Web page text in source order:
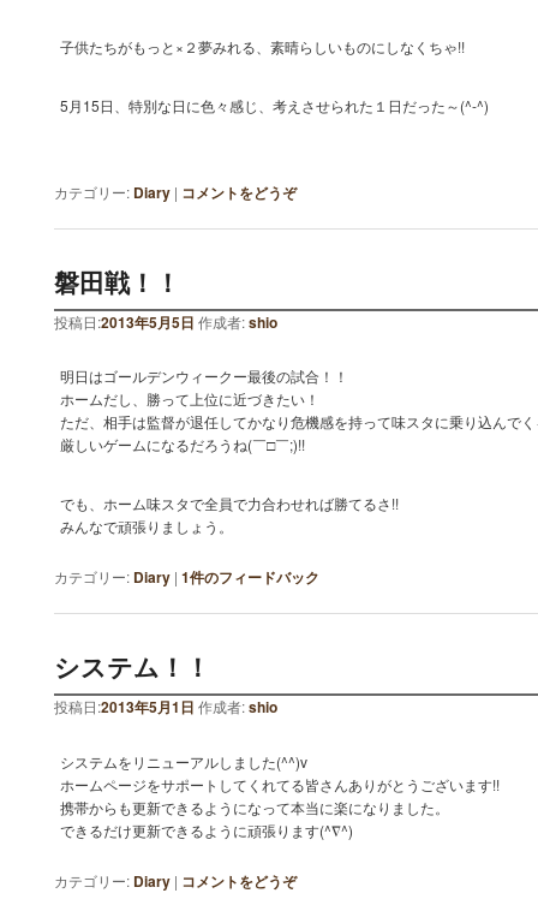
子供たちがもっと×２夢みれる、素晴らしいものにしなくちゃ!!
5月15日、特別な日に色々感じ、考えさせられた１日だった～(^-^)
カテゴリー: Diary | コメントをどうぞ
磐田戦！！
投稿日:2013年5月5日 作成者:shio
明日はゴールデンウィークー最後の試合！！
ホームだし、勝って上位に近づきたい！
ただ、相手は監督が退任してかなり危機感を持って味スタに乗り込んで
厳しいゲームになるだろうね(￣□￣;)!!
でも、ホーム味スタで全員で力合わせれば勝てるさ!!
みんなで頑張りましょう。
カテゴリー: Diary | 1件のフィードバック
システム！！
投稿日:2013年5月1日 作成者:shio
システムをリニューアルしました(^^)v
ホームページをサポートしてくれてる皆さんありがとうございます!!
携帯からも更新できるようになって本当に楽になりました。
できるだけ更新できるように頑張ります(^∇^)
カテゴリー: Diary | コメントをどうぞ